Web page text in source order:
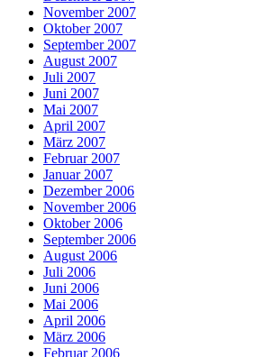
November 2007
Oktober 2007
September 2007
August 2007
Juli 2007
Juni 2007
Mai 2007
April 2007
März 2007
Februar 2007
Januar 2007
Dezember 2006
November 2006
Oktober 2006
September 2006
August 2006
Juli 2006
Juni 2006
Mai 2006
April 2006
März 2006
Februar 2006